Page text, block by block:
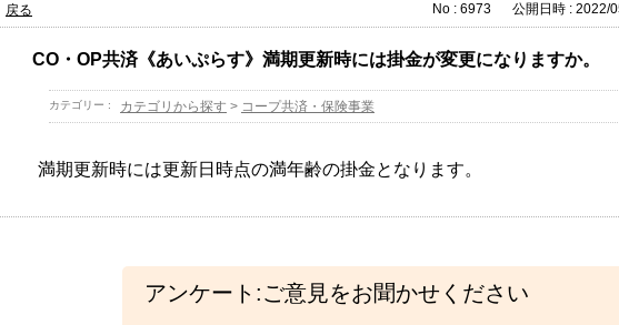
戻る No : 6973 公開日時 : 2022/
CO・OP共済《あいぷらす》満期更新時には掛金が変更になりますか。
カテゴリー : カテゴリから探す > コープ共済・保険事業
満期更新時には更新日時点の満年齢の掛金となります。
アンケート:ご意見をお聞かせください